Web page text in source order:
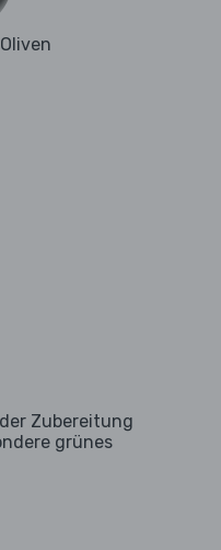
Zubereitung
grünes